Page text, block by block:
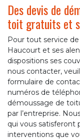
Des devis de
toit gratuits et
Pour tout service
Haucourt et ses
dispositions ses
nous contacter,
formulaire de
numéros de
démoussage de
par l’entreprise.
qui vous satisferont
interventions que